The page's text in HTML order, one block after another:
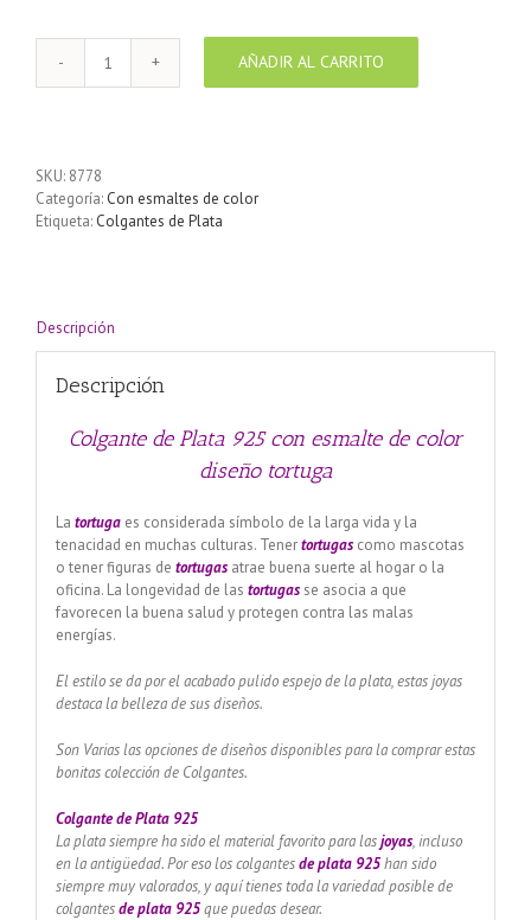
Colgante
de
de
color
AÑADIR AL CARRITO
SKU: 8778
Categoría: Con esmaltes de color
Etiqueta: Colgantes de Plata
Descripción
Descripción
Colgante de Plata 925 con esmalte de color
diseño tortuga
La tortuga es considerada símbolo de la larga vida y la
tenacidad en muchas culturas. Tenertortugascomo mascotas
o tener figuras de tortugasatrae buena suerte al hogar o la
oficina. La longevidad de las tortugasse asocia a que
favorecen la buena salud y protegen contra las malas
energías.
El estilo se da por el acabado pulido espejo de la plata, estas joyas
destaca la belleza de sus diseños.
Son Varias las opciones de diseños disponibles para la comprar estas
bonitas colección de Colgantes.
Colgante de Plata 925
La plata siempre ha sido el material favorito para lasjoyas, incluso
en la antigüedad. Por eso los colgantes de plata 925 han sido
siempre muy valorados, y aquí tienes toda la variedad posible de
colgantes de plata 925que puedas desear.